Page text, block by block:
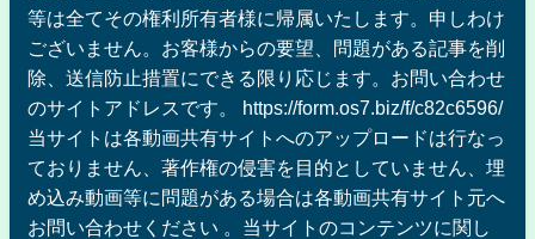
等は全てその権利所有者様に帰属いたします。申しわけ
ございません。お客様からの要望、問題がある記事を削
除、送信防止措置にできる限り応じます。お問い合わせ
のサイトアドレスです。 https://form.os7.biz/f/c82c6596/
当サイトは各動画共有サイトへのアップロードは行なっ
ておりません、著作権の侵害を目的としていません、埋
め込み動画等に問題がある場合は各動画共有サイト元へ
お問い合わせください 。当サイトのコンテンツに関し